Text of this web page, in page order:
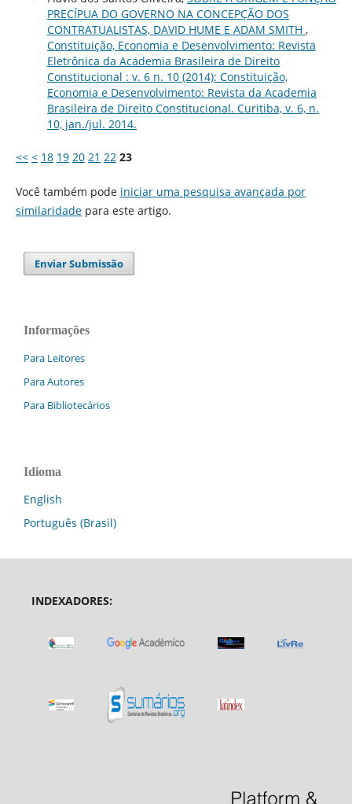
PRECÍPUA DO GOVERNO NA CONCEPÇÃO DOS
CONTRATUALISTAS, DAVID HUME E ADAM SMITH ,
Constituição, Economia e Desenvolvimento: Revista
Eletrônica da Academia Brasileira de Direito
Constitucional : v. 6 n. 10 (2014): Constituição,
Economia e Desenvolvimento: Revista da Academia
Brasileira de Direito Constitucional. Curitiba, v. 6, n.
10, jan./jul. 2014.
<< < 18 19 20 21 22 23
Você também pode iniciar uma pesquisa avançada por
similaridadepara este artigo.
Enviar Submissão
Informações
Para Leitores
Para Autores
Para Bibliotecários
Idioma
English
Português (Brasil)
INDEXADORES: